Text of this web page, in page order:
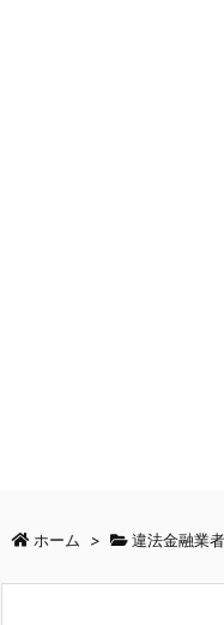
ホーム > 違法金融業者